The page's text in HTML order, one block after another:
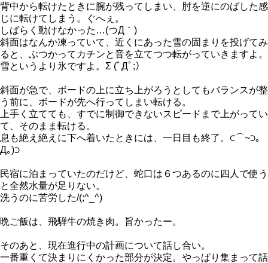
背中から転けたときに腕が残ってしまい、肘を逆にのばした感
じに転けてしまう。ぐへぇ。
しばらく動けなかった…(つД｀)
斜面はなんか凍っていて、近くにあった雪の固まりを投げてみ
ると、ぶつかってカチンと音を立てつつ転がっていきますよ。
雪というより氷ですよ。Σ (ﾟДﾟ;）
斜面が急で、ボードの上に立ち上がろうとしてもバランスが整
う前に、ボードが先へ行ってしまい転ける。
上手く立てても、すでに制御できないスピードまで上がってい
て、そのまま転ける。
息も絶え絶えに下へ着いたときには、一日目も終了。⊂⌒~⊃｡
Д｡)⊃
民宿に泊まっていたのだけど、蛇口は６つあるのに四人で使う
と全然水量が足りない。
洗うのに苦労した/(;^_^)
晩ご飯は、飛騨牛の焼き肉。旨かったー。
そのあと、現在進行中の計画について話し合い。
一番重くて決まりにくかった部分が決定。やっぱり集まって話